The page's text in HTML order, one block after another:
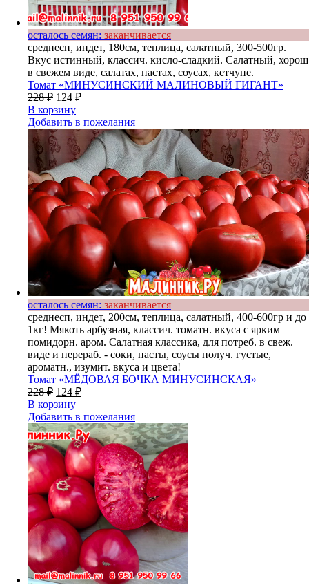
осталось семян: заканчивается
среднесп, индет, 180см, теплица, салатный, 300-500гр.
Вкус истинный, классич. кисло-сладкий. Салатный, хорош
в свежем виде, салатах, пастах, соусах, кетчупе.
Томат «МИНУСИНСКИЙ МАЛИНОВЫЙ ГИГАНТ»
228₽ 124 ₽
В корзину
Добавить в пожелания
осталось семян: заканчивается
среднесп, индет, 200см, теплица, салатный, 400-600гр и до
1кг! Мякоть арбузная, классич. томатн. вкуса с ярким
помидорн. аром. Салатная классика, для потреб. в свеж.
виде и перераб. - соки, пасты, соусы получ. густые,
ароматн., изумит. вкуса и цвета!
Томат «МЁДОВАЯ БОЧКА МИНУСИНСКАЯ»
228₽ 124 ₽
В корзину
Добавить в пожелания